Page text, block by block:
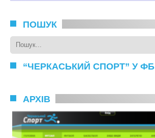
ПОШУК
“ЧЕРКАСЬКИЙ СПОРТ” У ФБ
АРХІВ